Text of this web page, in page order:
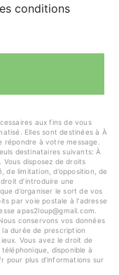
conditions
aux fins de vous
Elles sont destinées à À
à votre message.
destinataires suivants: À
Vous disposez de droits
de limitation, d’opposition, de
d’introduire une
d’organiser le sort de vos
par voie postale à l'adresse
apas2loup@gmail.com.
conservons vos données
durée de prescription
Vous avez le droit de
disponible à
pour plus d’informations sur